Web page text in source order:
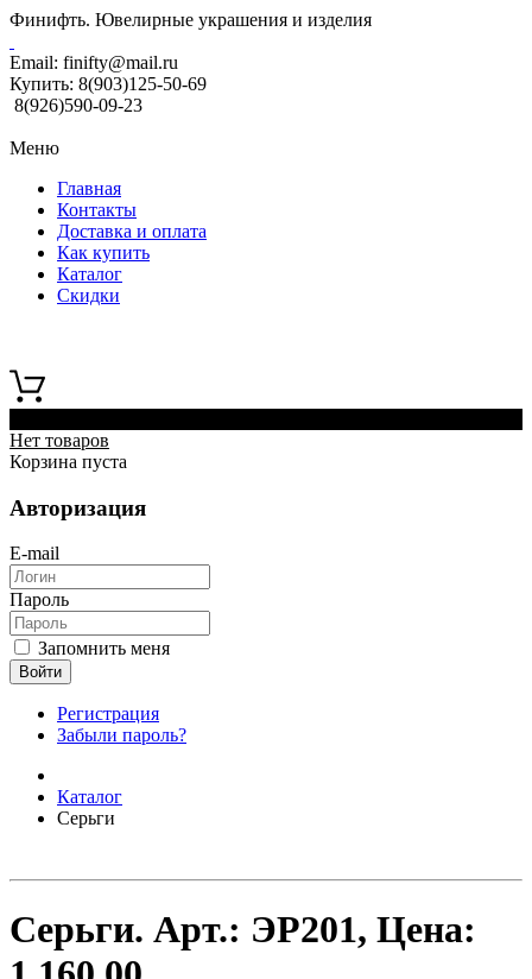
Финифть. Ювелирные украшения и изделия
Email: finifty@mail.ru
Купить: 8(903)125-50-69
8(926)590-09-23
Меню
Главная
Контакты
Доставка и оплата
Как купить
Каталог
Скидки
Нет товаров
Корзина пуста
Авторизация
E-mail
Пароль
Запомнить меня
Войти
Регистрация
Забыли пароль?
Каталог
Серьги
Серьги. Арт.: ЭР201, Цена: